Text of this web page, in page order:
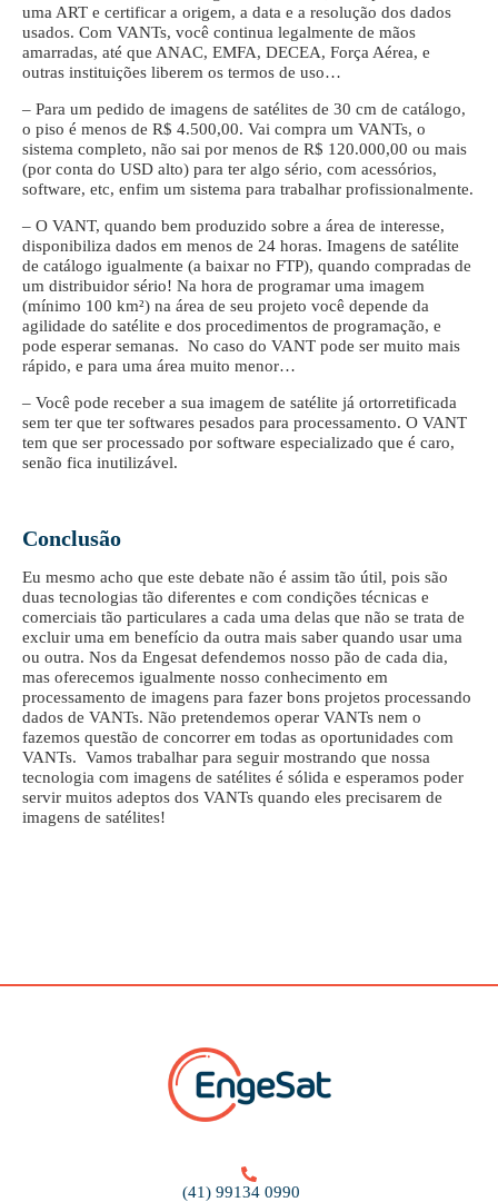
uma ART e certificar a origem, a data e a resolução dos dados
usados. Com VANTs, você continua legalmente de mãos
amarradas, até que ANAC, EMFA, DECEA, Força Aérea, e
outras instituições liberem os termos de uso…
– Para um pedido de imagens de satélites de 30 cm de catálogo,
o piso é menos de R$ 4.500,00. Vai compra um VANTs, o
sistema completo, não sai por menos de R$ 120.000,00 ou mais
(por conta do USD alto) para ter algo sério, com acessórios,
software, etc, enfim um sistema para trabalhar profissionalmente.
– O VANT, quando bem produzido sobre a área de interesse,
disponibiliza dados em menos de 24 horas. Imagens de satélite
de catálogo igualmente (a baixar no FTP), quando compradas de
um distribuidor sério! Na hora de programar uma imagem
(mínimo 100 km²) na área de seu projeto você depende da
agilidade do satélite e dos procedimentos de programação, e
pode esperar semanas. No caso do VANT pode ser muito mais
rápido, e para uma área muito menor…
– Você pode receber a sua imagem de satélite já ortorretificada
sem ter que ter softwares pesados para processamento. O VANT
tem que ser processado por software especializado que é caro,
senão fica inutilizável.
Conclusão
Eu mesmo acho que este debate não é assim tão útil, pois são
duas tecnologias tão diferentes e com condições técnicas e
comerciais tão particulares a cada uma delas que não se trata de
excluir uma em benefício da outra mais saber quando usar uma
ou outra. Nos da Engesat defendemos nosso pão de cada dia,
mas oferecemos igualmente nosso conhecimento em
processamento de imagens para fazer bons projetos processando
dados de VANTs. Não pretendemos operar VANTs nem o
fazemos questão de concorrer em todas as oportunidades com
VANTs. Vamos trabalhar para seguir mostrando que nossa
tecnologia com imagens de satélites é sólida e esperamos poder
servir muitos adeptos dos VANTs quando eles precisarem de
imagens de satélites!
(41) 99134 0990